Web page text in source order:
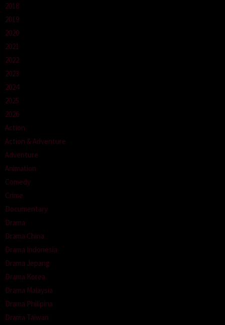
2018
2019
2020
2021
2022
2023
2024
2025
2026
Action
Action & Adventure
Adventure
Animation
Comedy
Crime
Documentary
Drama
Drama China
Drama Indonesia
Drama Jepang
Drama Korea
Drama Malaysia
Drama Philipina
Drama Taiwan